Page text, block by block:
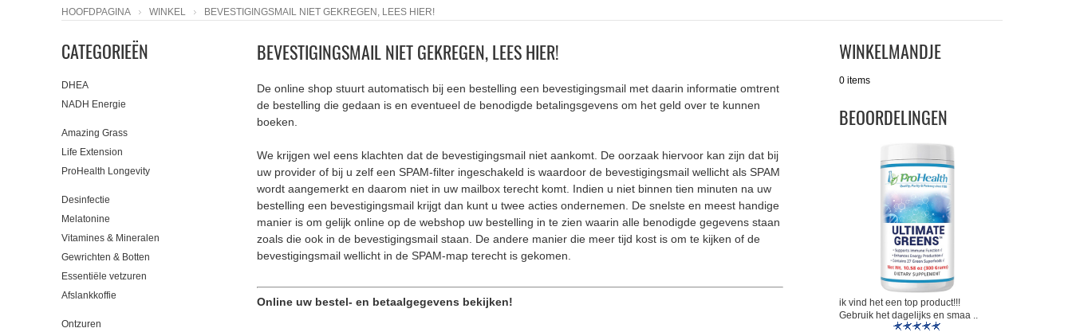
HOOFDPAGINA WINKEL BEVESTIGINGSMAIL NIET GEKREGEN, LEES HIER!
CATEGORIEËN
DHEA
NADH Energie
Amazing Grass
Life Extension
ProHealth Longevity
Desinfectie
Melatonine
Vitamines & Mineralen
Gewrichten & Botten
Essentiële vetzuren
Afslankkoffie
Ontzuren
BEVESTIGINGSMAIL NIET GEKREGEN, LEES HIER!
De online shop stuurt automatisch bij een bestelling een bevestigingsmail met daarin informatie omtrent
de bestelling die gedaan is en eventueel de benodigde betalingsgevens om het geld over te kunnen
boeken.
We krijgen wel eens klachten dat de bevestigingsmail niet aankomt. De oorzaak hiervoor kan zijn dat bij
uw provider of bij u zelf een SPAM-filter ingeschakeld is waardoor de bevestigingsmail wellicht als SPAM
wordt aangemerkt en daarom niet in uw mailbox terecht komt. Indien u niet binnen tien minuten na uw
bestelling een bevestigingsmail krijgt dan kunt u twee acties ondernemen. De snelste en meest handige
manier is om gelijk online op de webshop uw bestelling in te zien waarin alle benodigde gegevens staan
zoals die ook in de bevestigingsmail staan. De andere manier die meer tijd kost is om te kijken of de
bevestigingsmail wellicht in de SPAM-map terecht is gekomen.
Online uw bestel- en betaalgegevens bekijken!
WINKELMANDJE
0 items
BEOORDELINGEN
ik vind het een top product!!!
Gebruik het dagelijks en smaa ..